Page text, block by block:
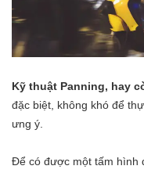
Kỹ thuật Panning, hay
đặc biệt, không khó để
ưng ý.
Để có được một tấm hình